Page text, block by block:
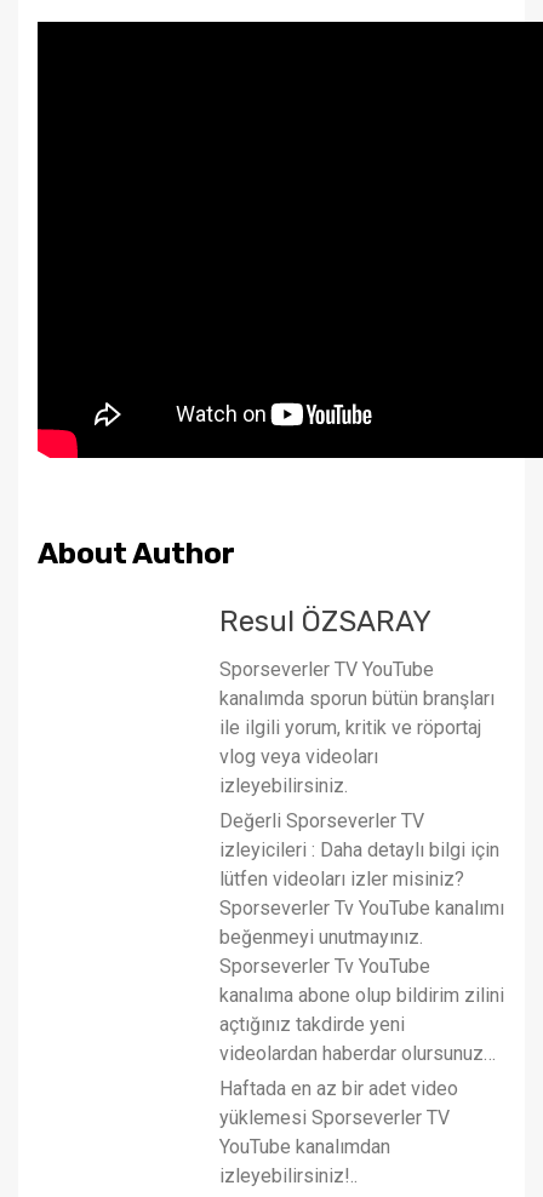
About Author
Resul ÖZSARAY
Sporseverler TV YouTube
kanalımda sporun bütün branşları
ile ilgili yorum, kritik ve röportaj
vlog veya videoları
izleyebilirsiniz.
Değerli Sporseverler TV
izleyicileri : Daha detaylı bilgi için
lütfen videoları izler misiniz?
Sporseverler Tv YouTube kanalımı
beğenmeyi unutmayınız.
Sporseverler Tv YouTube
kanalıma abone olup bildirim zilini
açtığınız takdirde yeni
videolardan haberdar olursunuz…
Haftada en az bir adet video
yüklemesi Sporseverler TV
YouTube kanalımdan
izleyebilirsiniz!..